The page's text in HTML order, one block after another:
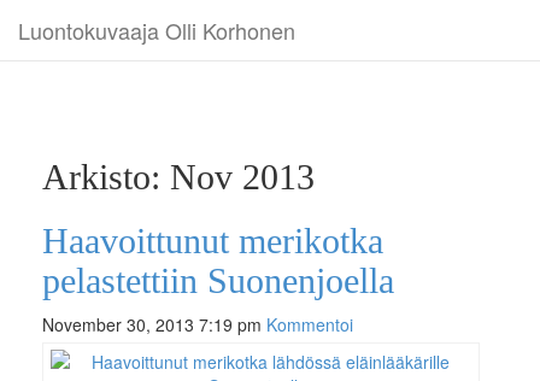
Luontokuvaaja Olli Korhonen
Arkisto: Nov 2013
Haavoittunut merikotka
pelastettiin Suonenjoella
November 30, 2013 7:19 pm Kommentoi